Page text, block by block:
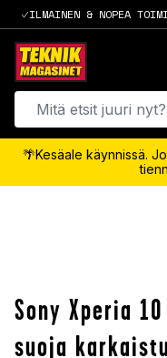
ILMAINEN & NOPEA
🌴Kesäale käynnissä.
Sony Xperia
suoja